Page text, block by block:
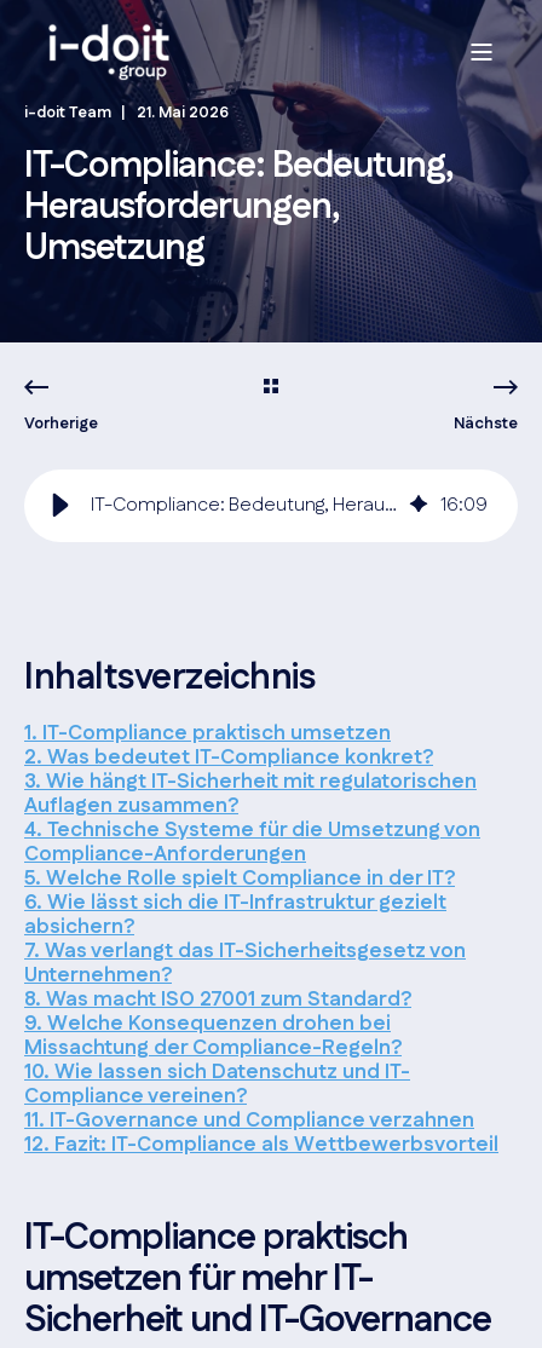
i-doit Team 21. Mai 2026
IT-Compliance: Bedeutung,
Herausforderungen,
Umsetzung
Vorherige Nächste
IT-Compliance: Bedeutung, Herausforderungen, Umsetzung 16:09
Inhaltsverzeichnis
1. IT-Compliance praktisch umsetzen
2. Was bedeutet IT-Compliance konkret?
3. Wie hängt IT-Sicherheit mit regulatorischen
Auflagen zusammen?
4. Technische Systeme für die Umsetzung von
Compliance-Anforderungen
5. Welche Rolle spielt Compliance in der IT?
6. Wie lässt sich die IT-Infrastruktur gezielt
absichern?
7. Was verlangt das IT-Sicherheitsgesetz von
Unternehmen?
8. Was macht ISO 27001 zum Standard?
9. Welche Konsequenzen drohen bei
Missachtung der Compliance-Regeln?
10. Wie lassen sich Datenschutz und IT-
Compliance vereinen?
11. IT-Governance und Compliance verzahnen
12. Fazit: IT-Compliance als Wettbewerbsvorteil
IT-Compliance praktisch
umsetzen für mehr IT-
Sicherheit und IT-Governance